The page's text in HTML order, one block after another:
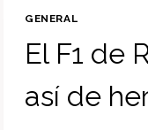
GENERAL
El F1 de
así de